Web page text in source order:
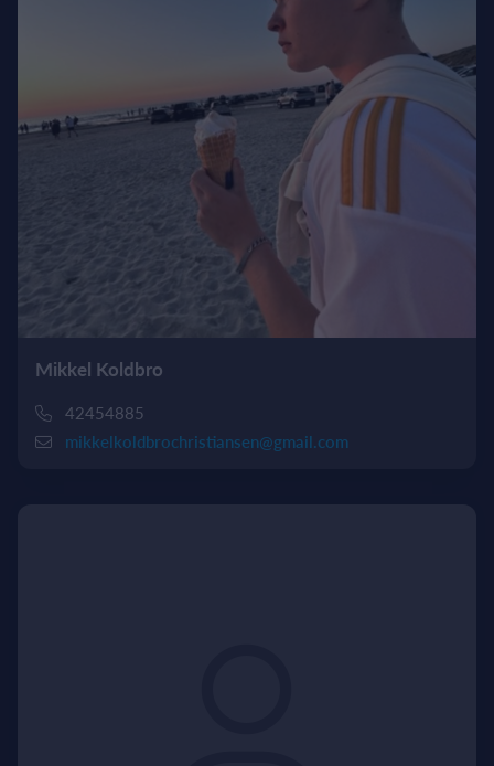
Mikkel Koldbro
42454885
mikkelkoldbrochristiansen@gmail.com